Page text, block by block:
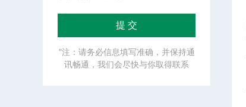
"注：请务必信息填写准确，并保持通
讯畅通，我们会尽快与你取得联系